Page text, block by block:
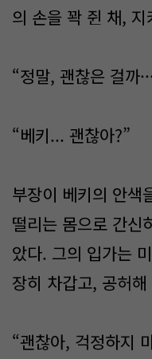
의 손을 꽉 쥔 채, 지
“정말, 괜찮은 걸까
“베키... 괜찮아?”
부장이 베키의 안색
떨리는 몸으로 간신
았다. 그의 입가는
장히 차갑고, 공허
“괜찮아, 걱정하지 마